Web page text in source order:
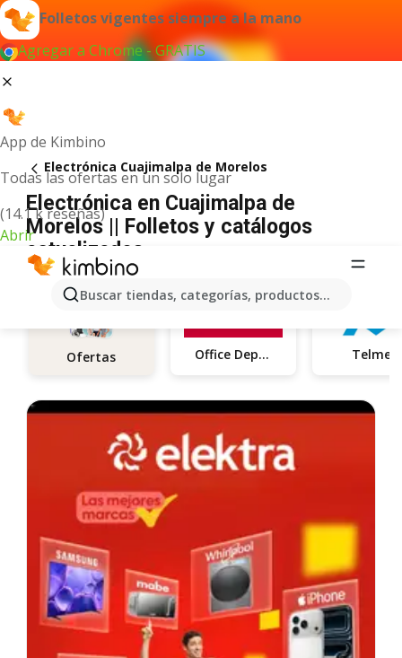
Folletos vigentes siempre a la mano
Agregar a Chrome - GRATIS
App de Kimbino
Todas las ofertas en un solo lugar
(14.1 k reseñas)
Abrir
Buscar tiendas, categorías, productos...
Electrónica Cuajimalpa de Morelos
Electrónica en Cuajimalpa de
Morelos || Folletos y catálogos
actualizados
Ofertas Office Depot Telmex